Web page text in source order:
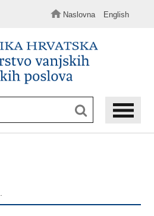
Naslovna English